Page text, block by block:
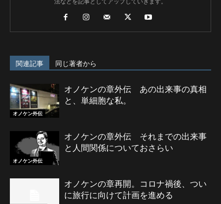
関連記事 同じ著者から
オノケン外伝
オノケンの章外伝 あの出来事の真相
と、単細胞な私。
オノケン外伝
オノケンの章外伝 それまでの出来事
と人間関係についておさらい
オノケンの章再開。コロナ禍後、つい
に旅行に向けて計画を進める